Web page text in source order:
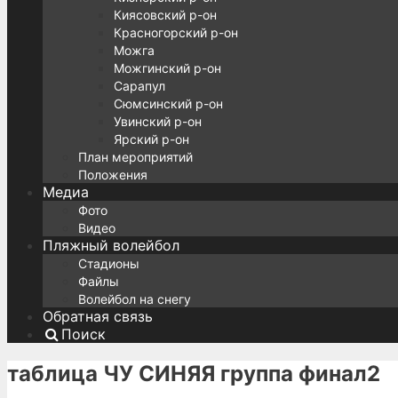
Киясовский р-он
Красногорский р-он
Можга
Можгинский р-он
Сарапул
Сюмсинский р-он
Увинский р-он
Ярский р-он
План мероприятий
Положения
Медиа
Фото
Видео
Пляжный волейбол
Стадионы
Файлы
Волейбол на снегу
Обратная связь
Поиск
таблица ЧУ СИНЯЯ группа финал2